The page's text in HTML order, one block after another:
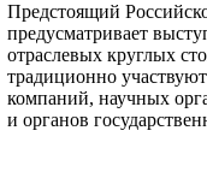
Предстоящий
предусматривает
отраслевых круглых
традиционно
компаний, научных
и органов